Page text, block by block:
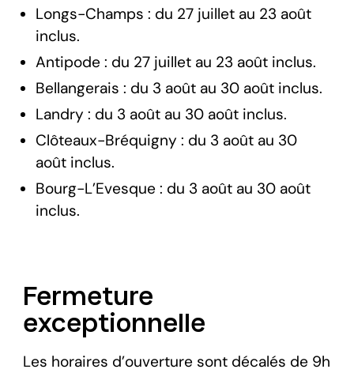
Longs-Champs : du 27 juillet au 23 août
inclus.
Antipode : du 27 juillet au 23 août inclus.
Bellangerais : du 3 août au 30 août inclus.
Landry : du 3 août au 30 août inclus.
Clôteaux-Bréquigny : du 3 août au 30
août inclus.
Bourg-L’Evesque : du 3 août au 30 août
inclus.
Fermeture
exceptionnelle
Les horaires d’ouverture sont décalés de 9h